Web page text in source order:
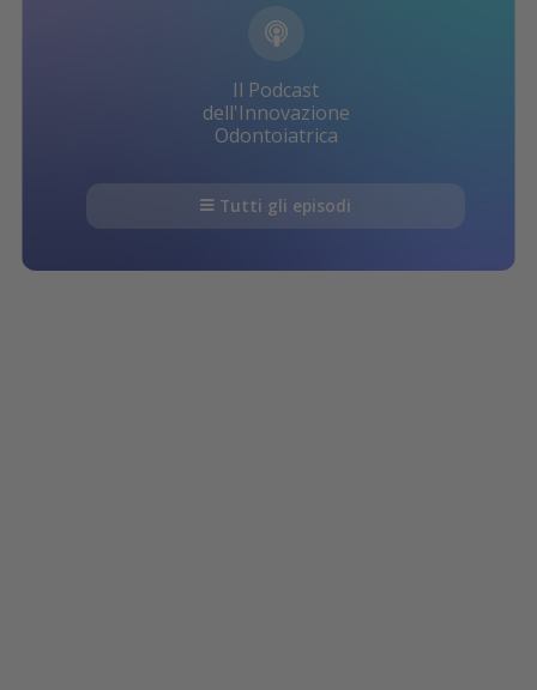
Il Podcast
dell'Innovazione
Odontoiatrica
Tutti gli episodi